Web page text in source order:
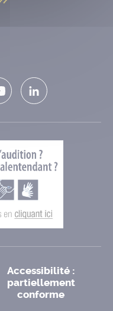
Accessibilité :
partiellement
conforme